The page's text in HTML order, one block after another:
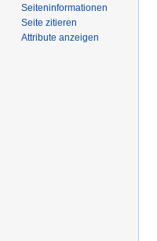
Seiten­­informationen
Seite zitieren
Attribute anzeigen